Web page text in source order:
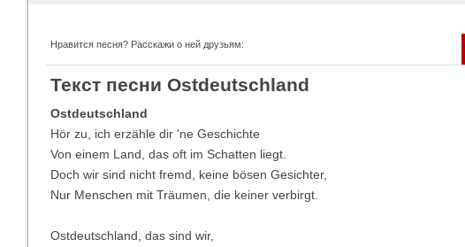
Imagine Dragons
Все песни
Нравится песня? Расскажи о ней друзьям:
Текст песни Ostdeutschland
Ostdeutschland
Hör zu, ich erzähle dir 'ne Geschichte
Von einem Land, das oft im Schatten liegt.
Doch wir sind nicht fremd, keine bösen Gesichter,
Nur Menschen mit Träumen, die keiner verbirgt.
Ostdeutschland, das sind wir,